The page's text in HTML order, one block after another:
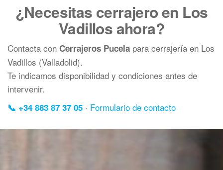
¿Necesitas cerrajero en Los
Vadillos ahora?
Contacta con Cerrajeros Pucela para cerrajería en Los
Vadillos (Valladolid).
Te indicamos disponibilidad y condiciones antes de
intervenir.
📞 +34 883 87 37 05 · Formulario de contacto